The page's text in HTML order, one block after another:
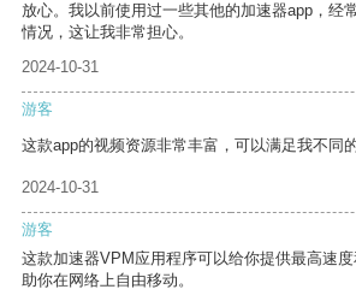
放心。我以前使用过一些其他的加速器app，经
情况，这让我非常担心。
2024-10-31
游客
这款app的视频资源非常丰富，可以满足我不同
2024-10-31
游客
这款加速器VPM应用程序可以给你提供最高速
助你在网络上自由移动。